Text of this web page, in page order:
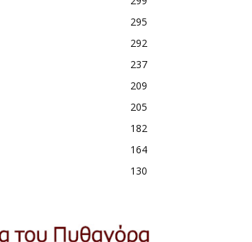
295
292
237
209
205
182
164
130